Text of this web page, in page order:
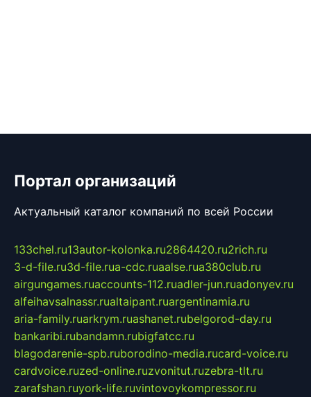
Портал организаций
Актуальный каталог компаний по всей России
133chel.ru13autor-kolonka.ru2864420.ru2rich.ru
3-d-file.ru3d-file.rua-cdc.ruaalse.rua380club.ru
airgungames.ruaccounts-112.ruadler-jun.ruadonyev.ru
alfeihavsalnassr.rualtaipant.ruargentinamia.ru
aria-family.ruarkrym.ruashanet.rubelgorod-day.ru
bankaribi.rubandamn.rubigfatcc.ru
blagodarenie-spb.ruborodino-media.rucard-voice.ru
cardvoice.ruzed-online.ruzvonitut.ruzebra-tlt.ru
zarafshan.ruyork-life.ruvintovoykompressor.ru